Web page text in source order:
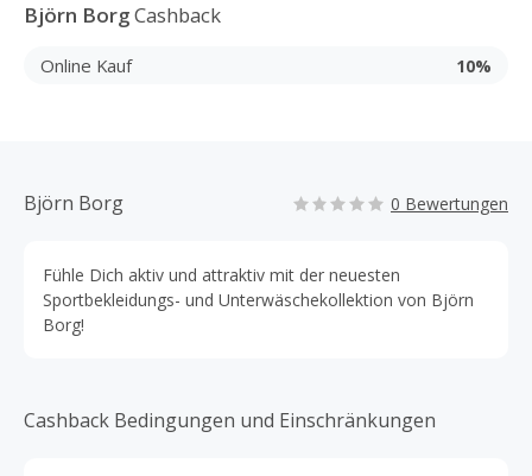
Björn BorgCashback
Online Kauf 10%
Björn Borg 0 Bewertungen
Fühle Dich aktiv und attraktiv mit der neuesten
Sportbekleidungs- und Unterwäschekollektion von Björn
Borg!
Cashback Bedingungen und Einschränkungen